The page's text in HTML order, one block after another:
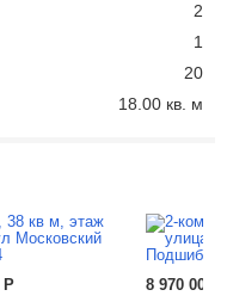
2
1
20
18.00 кв. м
Р
8 970 000